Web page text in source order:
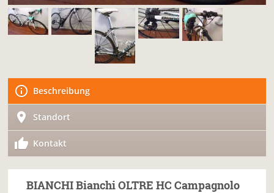
Beschreibung
Standort
Kontakt
BIANCHIBianchi OLTRE HC Campagnolo